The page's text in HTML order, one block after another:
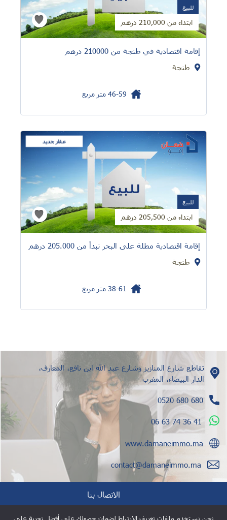
للبيع
ابتداء من 210,000 درهم
إقامة اقتصادية في طنجة من 210000 درهم
طنجة
متر مربع
عقار جديد
للبيع
ابتداء من 205,500 درهم
إقامة اقتصادية مطلة على البحر تبدأ من 205.000 درهم
طنجة
متر مربع
تقاطع شارع المنازيز وشارع عبد الله ابن نافع، المعارف،
الدار البيضاء، المغرب
0520 680 680
06 63 74 36 41
www.damaneimmo.ma
contact@damaneimmo.ma
الاتصال بنا
نحن نستخدم ملفات تعريف الارتباط لضمان حصولك على أفضل تجربة على